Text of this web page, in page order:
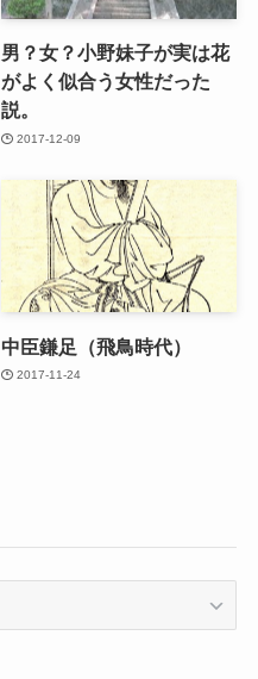
男？女？小野妹子が実は花
がよく似合う女性だった
説。
2017-12-09
中臣鎌足（飛鳥時代）
2017-11-24